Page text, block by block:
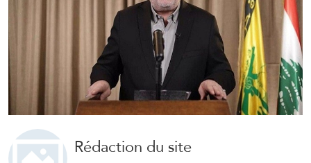
Rédaction du site